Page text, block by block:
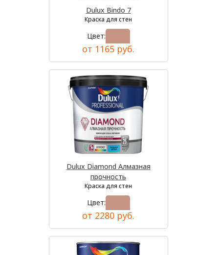
Dulux Bindo 7
Краска для стен
Цвет:
от 1165 руб.
Dulux Diamond Алмазная
прочность
Краска для стен
Цвет:
от 2280 руб.